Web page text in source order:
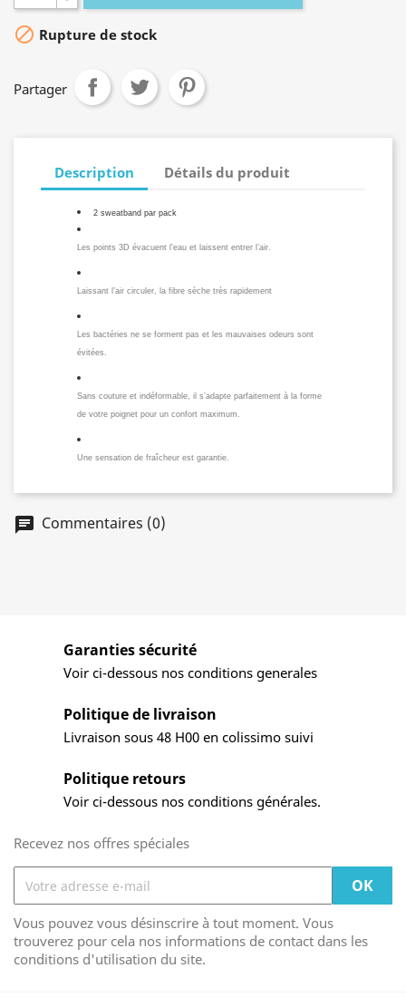
 Rupture de stock
Partager
Description Détails du produit
2 sweatband par pack
Les points 3D évacuent l’eau et laissent entrer l’air.
Laissant l’air circuler, la fibre sèche très rapidement
Les bactéries ne se forment pas et les mauvaises odeurs sont
évitées.
Sans couture et indéformable, il s’adapte parfaitement à la forme
de votre poignet pour un confort maximum.
Une sensation de fraîcheur est garantie.
Commentaires (0)
Garanties sécurité
Voir ci-dessous nos conditions generales
Politique de livraison
Livraison sous 48 H00 en colissimo suivi
Politique retours
Voir ci-dessous nos conditions générales.
Recevez nos offres spéciales
Vous pouvez vous désinscrire à tout moment. Vous
trouverez pour cela nos informations de contact dans les
conditions d'utilisation du site.